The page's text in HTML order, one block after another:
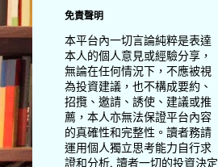
免責聲明
本平台內一切言論純粹是表達
本人的個人意見或經驗分享，
無論在任何情況下，不應被視
為投資建議，也不構成要約、
招攬、邀請、誘使、建議或推
薦，本人亦無法保證平台內容
的真確性和完整性。讀者務請
運用個人獨立思考能力自行求
證和分析, 讀者一切的投資決定